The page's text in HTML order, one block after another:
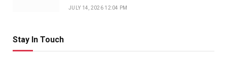
JULY 14, 2026 12:04 PM
Stay In Touch